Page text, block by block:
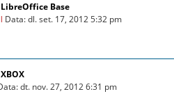
Base
Data: dl. set. 17, 2012 5:32 pm
dt. nov. 27, 2012 6:31 pm